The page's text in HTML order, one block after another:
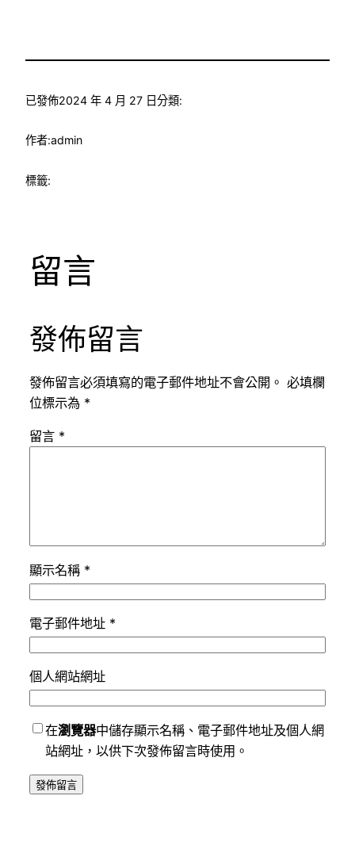
已發佈2024 年 4 月 27 日分類:
作者:admin
標籤:
留言
發佈留言
發佈留言必須填寫的電子郵件地址不會公開。 必填欄
位標示為 *
留言 *
顯示名稱 *
電子郵件地址 *
個人網站網址
在瀏覽器中儲存顯示名稱、電子郵件地址及個人網
站網址，以供下次發佈留言時使用。